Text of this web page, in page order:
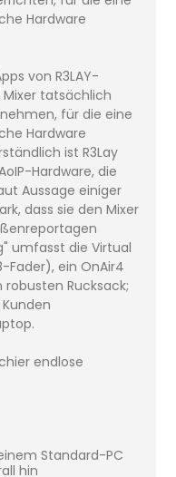
Hardware
von R3LAY-
Mixer tatsächlich
für die eine
Hardware
ist R3Lay
Hardware, die
Aussage einiger
dass sie den Mixer
umfasst die Virtual
Fader), ein OnAir4
Rucksack;
endlose
Standard-PC
hin